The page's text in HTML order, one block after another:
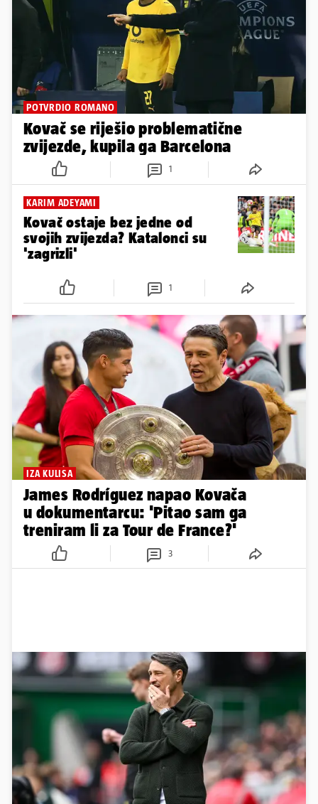
POTVRDIO ROMANO
Kovač se riješio problematične
zvijezde, kupila ga Barcelona
1
KARIM ADEYAMI
Kovač ostaje bez jedne od
svojih zvijezda? Katalonci su
'zagrizli'
1
IZA KULISA
James Rodríguez napao Kovača
u dokumentarcu: 'Pitao sam ga
treniram li za Tour de France?'
3